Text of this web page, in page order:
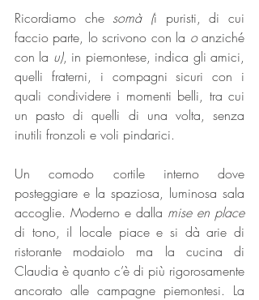
Ricordiamo che somà (i puristi, di cui
faccio parte, lo scrivono con la o anziché
con la u), in piemontese, indica gli amici,
quelli fraterni, i compagni sicuri con i
quali condividere i momenti belli, tra cui
un pasto di quelli di una volta, senza
inutili fronzoli e voli pindarici.
Un comodo cortile interno dove
posteggiare e la spaziosa, luminosa sala
accoglie. Moderno e dalla
mise en place
di tono, il locale piace e si dà arie di
ristorante modaiolo ma la cucina di
Claudia è quanto c’è di più rigorosamente
ancorato alle campagne piemontesi. La